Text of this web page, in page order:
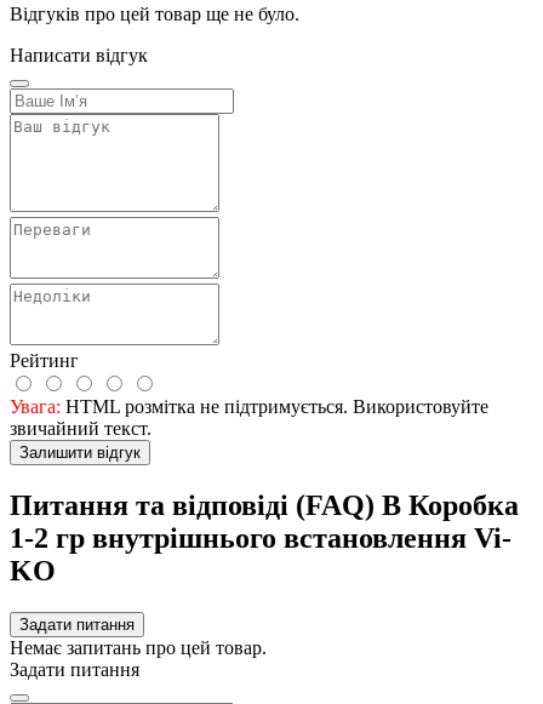
Відгуків про цей товар ще не було.
Написати відгук
Рейтинг
Увага: HTML розмітка не підтримується. Використовуйте
звичайний текст.
Залишити відгук
Питання та відповіді (FAQ) В Коробка
1-2 гр внутрішнього встановлення Vi-
KO
Задати питання
Немає запитань про цей товар.
Задати питання